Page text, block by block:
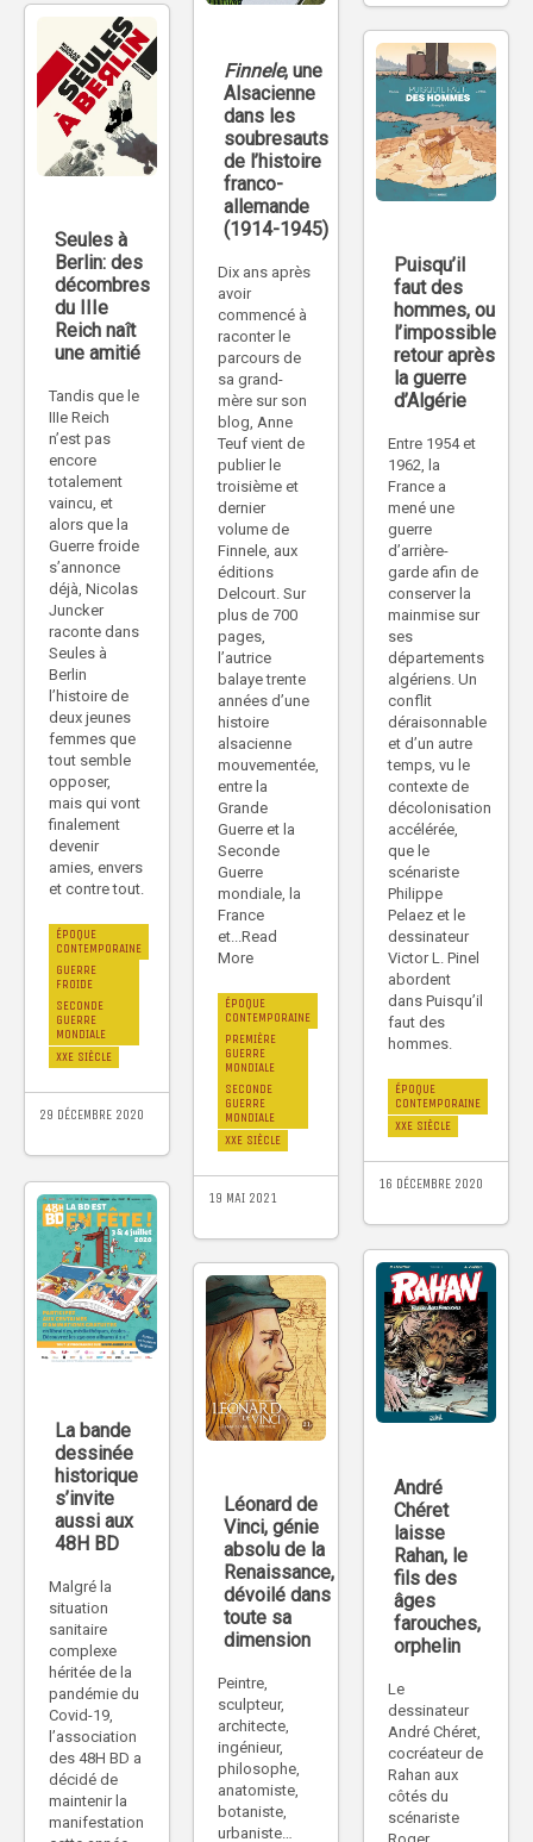
Finnele, une
Alsacienne
dans les
soubresauts
de l’histoire
franco-
allemande
(1914-1945)
Dix ans après
avoir
commencé à
raconter le
parcours de
sa grand-
mère sur son
blog, Anne
Teuf vient de
publier le
troisième et
dernier
volume de
Finnele, aux
éditions
Delcourt. Sur
plus de 700
pages,
l’autrice
balaye trente
années d’une
histoire
alsacienne
mouvementée,
entre la
Grande
Guerre et la
Seconde
Guerre
mondiale, la
France
et...Read
More
ÉPOQUE
CONTEMPORAINE
PREMIÈRE
GUERRE
MONDIALE
SECONDE
GUERRE
MONDIALE
XXE SIÈCLE
19 MAI 2021
Seules à
Berlin: des
décombres
du IIIe
Reich naît
une amitié
Tandis que le
IIIe Reich
n’est pas
encore
totalement
vaincu, et
alors que la
Guerre froide
s’annonce
déjà, Nicolas
Juncker
raconte dans
Seules à
Berlin
l’histoire de
deux jeunes
femmes que
tout semble
opposer,
mais qui vont
finalement
devenir
amies, envers
et contre tout.
ÉPOQUE
CONTEMPORAINE
GUERRE
FROIDE
SECONDE
GUERRE
MONDIALE
XXE SIÈCLE
29 DÉCEMBRE 2020
Puisqu’il
faut des
hommes, ou
l’impossible
retour après
la guerre
d’Algérie
Entre 1954 et
1962, la
France a
mené une
guerre
d’arrière-
garde afin de
conserver la
mainmise sur
ses
départements
algériens. Un
conflit
déraisonnable
et d’un autre
temps, vu le
contexte de
décolonisation
accélérée,
que le
scénariste
Philippe
Pelaez et le
dessinateur
Victor L. Pinel
abordent
dans Puisqu’il
faut des
hommes.
ÉPOQUE
CONTEMPORAINE
XXE SIÈCLE
16 DÉCEMBRE 2020
La bande
dessinée
historique
s’invite
aussi aux
48H BD
Malgré la
situation
sanitaire
complexe
héritée de la
pandémie du
Covid-19,
l’association
des 48H BD a
décidé de
maintenir la
manifestation
André
Chéret
laisse
Rahan, le
fils des
âges
farouches,
orphelin
Le
dessinateur
André Chéret,
cocréateur de
Rahan aux
côtés du
scénariste
Léonard de
Vinci, génie
absolu de la
Renaissance,
dévoilé dans
toute sa
dimension
Peintre,
sculpteur,
architecte,
ingénieur,
philosophe,
anatomiste,
botaniste,
urbaniste…